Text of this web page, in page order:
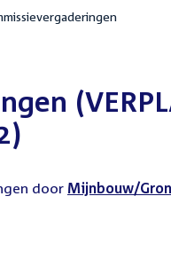
door Mijnbouw/